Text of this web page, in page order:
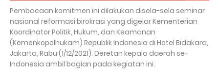
Pembacaan komitmen ini dilakukan disela-sela seminar
nasional reformasi birokrasi yang digelar Kementerian
Koordinator Politik, Hukum, dan Keamanan
(Kemenkopolhukam) Republik Indonesia di Hotel Bidakara,
Jakarta, Rabu (1/12/2021). Deretan kepala daerah se-
Indonesia ambil bagian pada kegiatan ini.